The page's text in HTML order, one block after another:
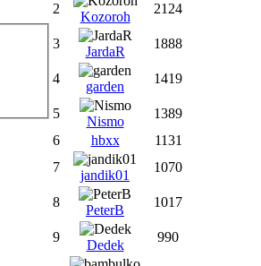
2
Kozoroh
2124
3
JardaR
1888
4
garden
1419
5
Nismo
1389
6
hbxx
1131
7
jandik01
1070
8
PeterB
1017
9
Dedek
990